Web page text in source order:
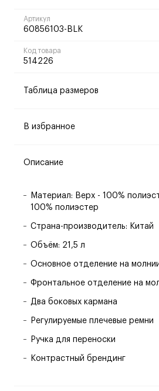
Артикул
60856103-BLK
Код товара
514226
Таблица размеров
В избранное
Описание
Материал: Верх - 100%
100% полиэстер
Страна-производитель: Китай
Объём: 21,5 л
Основное отделение на
Фронтальное отделение на
Два боковых кармана
Регулируемые плечевые ремни
Ручка для переноски
Контрастный брендинг